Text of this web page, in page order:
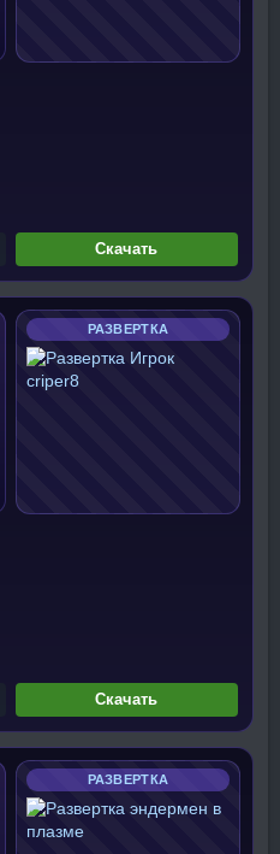
Скачать
РАЗВЕРТКА
Скачать
РАЗВЕРТКА